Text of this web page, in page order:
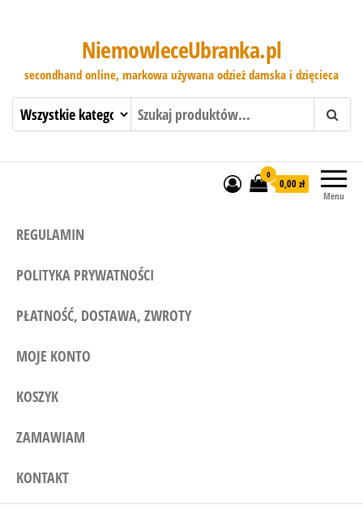
NiemowleceUbranka.pl
secondhand online, markowa używana odzież damska i dzięcieca
Menu
0
0,00 zł
REGULAMIN
POLITYKA PRYWATNOŚCI
PŁATNOŚĆ, DOSTAWA, ZWROTY
MOJE KONTO
KOSZYK
ZAMAWIAM
KONTAKT